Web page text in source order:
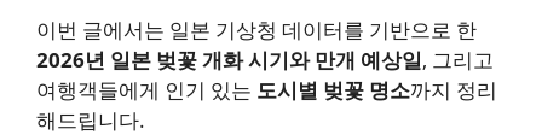
이번 글에서는 일본 기상청 데이터를 기반으로 한
2026년 일본 벚꽃 개화 시기와 만개 예상일, 그리고
여행객들에게 인기 있는 도시별 벚꽃 명소까지 정리
해드립니다.